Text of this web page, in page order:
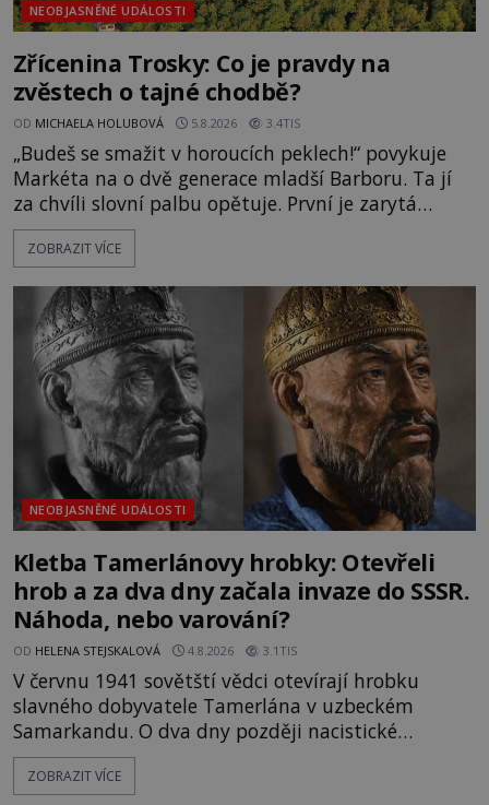
NEOBJASNĚNÉ UDÁLOSTI
Zřícenina Trosky: Co je pravdy na
zvěstech o tajné chodbě?
OD MICHAELA HOLUBOVÁ 5.8.2026 3.4TIS
„Budeš se smažit v horoucích peklech!“ povykuje
Markéta na o dvě generace mladší Barboru. Ta jí
za chvíli slovní palbu opětuje. První je zarytá
katolička, druhá přesvědčená kališnice. A každá z
nich se usídlí na jedné z věží slavného hradu
mezi vůdce protihusitského boje. Za manželku má
skutečně jistou
ZOBRAZIT VÍCE
NEOBJASNĚNÉ UDÁLOSTI
Kletba Tamerlánovy hrobky: Otevřeli
hrob a za dva dny začala invaze do SSSR.
Náhoda, nebo varování?
OD HELENA STEJSKALOVÁ 4.8.2026 3.1TIS
V červnu 1941 sovětští vědci otevírají hrobku
slavného dobyvatele Tamerlána v uzbeckém
Samarkandu. O dva dny později nacistické
Německo zahajuje operaci Barbarossa a napadá
Sovětský svaz. Shoda dat je natolik zarážející, že se
ZOBRAZIT VÍCE